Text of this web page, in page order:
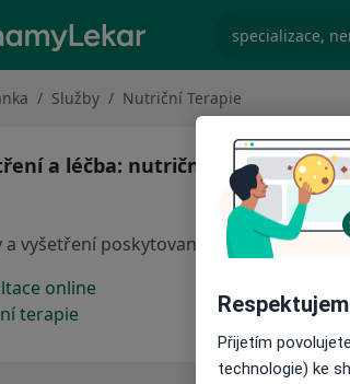
specializace,
Služby Nutriční Terapie
a léčba: nutriční terapie
a vyšetření poskytované nutričních
online
terapie
Přijetím
technologie) ke